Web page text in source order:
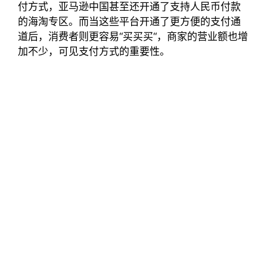
付方式，亚马逊中国甚至还开通了支持人民币付款
的海淘专区。而当这些平台开通了更方便的支付通
道后，消费者则更容易“买买买“，商家的营业额也增
加不少，可见支付方式的重要性。